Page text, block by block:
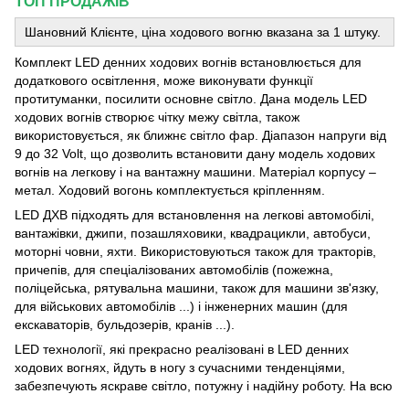
Шановний Клієнте, ціна ходового вогню вказана за 1 штуку.
Комплект LED денних ходових вогнів встановлюється для
додаткового освітлення, може виконувати функції
протитуманки, посилити основне світло. Дана модель LED
ходових вогнів створює чітку межу світла, також
використовується, як ближнє світло фар. Діапазон напруги від
9 до 32 Volt, що дозволить встановити дану модель ходових
вогнів на легкову і на вантажну машини. Матеріал корпусу –
метал. Ходовий вогонь комплектується кріпленням.
LED ДХВ підходять для встановлення на легкові автомобілі,
вантажівки, джипи, позашляховики, квадрацикли, автобуси,
моторні човни, яхти. Використовуються також для тракторів,
причепів, для спеціалізованих автомобілів (пожежна,
поліцейська, рятувальна машини, також для машини зв'язку,
для військових автомобілів ...) і інженерних машин (для
екскаваторів, бульдозерів, кранів ...).
LED технології, які прекрасно реалізовані в LED денних
ходових вогнях, йдуть в ногу з сучасними тенденціями,
забезпечують яскраве світло, потужну і надійну роботу. На всю